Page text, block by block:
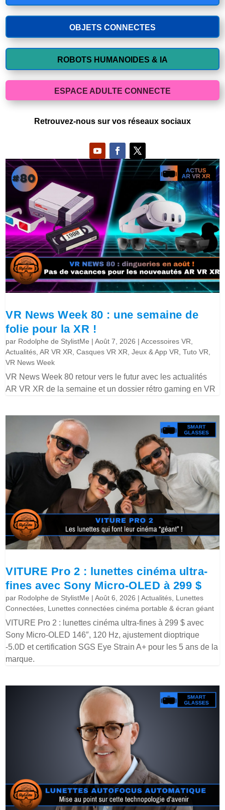
OBJETS CONNECTES
ROBOTS HUMANOIDES & IA
ESPACE ADULTE CONNECTE
Retrouvez-nous sur vos réseaux sociaux
VR News Week 80 : une semaine de
folie pour la XR !
par Rodolphe de StylistMe |Août 7, 2026 |Accessoires VR
Actualités ,AR VR XR ,Casques VR XR ,Jeux & App VR ,Tuto VR
VR News Week
VR News Week 80 retour vers le futur avec les actualités
AR VR XR de la semaine et un dossier rétro gaming en VR
VITURE Pro 2 : lunettes cinéma ultra-
fines avec Sony Micro-OLED à 299 $
par Rodolphe de StylistMe |Août 6, 2026 |Actualités Lunettes
Connectées Lunettes connectées cinéma portable & écran géant
VITURE Pro 2 : lunettes cinéma ultra-fines à 299 $ avec
Sony Micro-OLED 146″, 120 Hz, ajustement dioptrique
-5.0D et certification SGS Eye Strain A+ pour les 5 ans de la
marque.